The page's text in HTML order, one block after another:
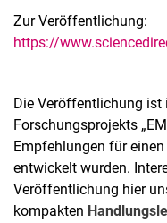
Zur Veröffentlichung:
https://
Die Veröffentlichung ist
Forschungsprojekts
Empfehlungen für
entwickelt wurden.
Veröffentlichung hier
kompakten